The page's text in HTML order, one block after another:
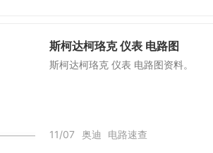
斯柯达柯珞克 仪表 电路图
斯柯达柯珞克 仪表 电路图资料。
11/07 奥迪 电路速查